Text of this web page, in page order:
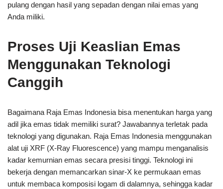
pulang dengan hasil yang sepadan dengan nilai emas yang
Anda miliki.
Proses Uji Keaslian Emas
Menggunakan Teknologi
Canggih
Bagaimana Raja Emas Indonesia bisa menentukan harga yang
adil jika emas tidak memiliki surat? Jawabannya terletak pada
teknologi yang digunakan. Raja Emas Indonesia menggunakan
alat uji XRF (X-Ray Fluorescence) yang mampu menganalisis
kadar kemurnian emas secara presisi tinggi. Teknologi ini
bekerja dengan memancarkan sinar-X ke permukaan emas
untuk membaca komposisi logam di dalamnya, sehingga kadar